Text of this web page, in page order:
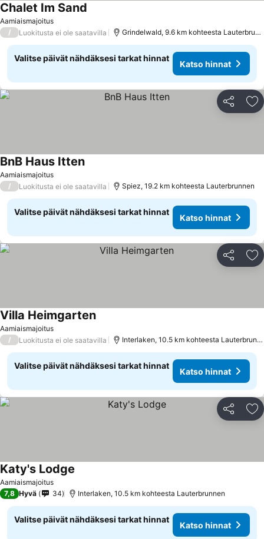
Aamiaismajoitus
Chalet Im Sand
/ Luokitusta ei ole saatavilla Grindelwald, 9.6 km kohteesta Lauterbrunnen
Valitse päivät nähdäksesi tarkat hinnat
Katso hinnat
Jaa
Aamiaismajoitus
BnB Haus Itten
/ Luokitusta ei ole saatavilla Spiez, 19.2 km kohteesta Lauterbrunnen
Valitse päivät nähdäksesi tarkat hinnat
Katso hinnat
Jaa
Aamiaismajoitus
Villa Heimgarten
/ Luokitusta ei ole saatavilla Interlaken, 10.5 km kohteesta Lauterbrunnen
Valitse päivät nähdäksesi tarkat hinnat
Katso hinnat
Jaa
Aamiaismajoitus
Katy's Lodge
7,8 Hyvä 34 Interlaken, 10.5 km kohteesta Lauterbrunnen
Valitse päivät nähdäksesi tarkat hinnat
Katso hinnat